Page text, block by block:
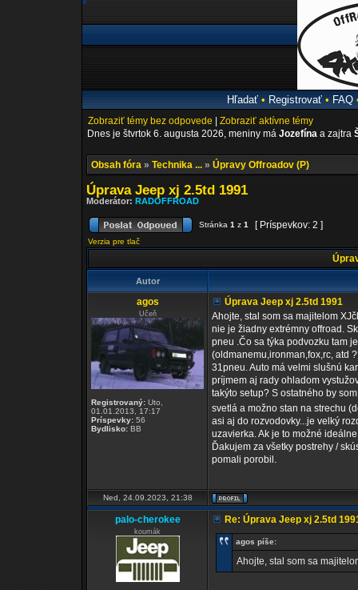
Hľadať• Registrovať• FAQ
Zobraziť témy bez odpovede
Zobraziť aktívne témy
Dnes je štvrtok 6. augusta 2026, meniny má Jozefína a zajtra
Obsah fóra » Technika ... » Úpravy Offroadov (P)
Úprava Jeep xj 2.5td 1991
Moderátor: RADOFFROAD
Stránka 1 z 1 [ Príspevkov: 2 ]
Verzia pre tlač
Autor
agos
Učeň
Registrovaný: Uto,
01.01.2013, 17:17
Príspevky: 56
Bydlisko: BB
Úprava Jeep xj 2.5td 1991
Ahojte, stal som sa majitelom
nie je žiadny extrémny offroad.
pneu .Čo sa týka podvozku tam
(oldmanemu,ironman,fox,rc, atd
31pneu. Auto má velmi slušnú
príjmem aj rady ohladom
takýto setup? S ostatného by
svetlá a možno stan na strechu
asi aj do rozvodovky...je velký
uzavierka. Ak je to možné
Ďakujem za všetky postrehy /
pomali porobil.
Ned, 24.09.2023, 21:38
palo-cherokee
koumák
Re: Úprava Jeep xj 2.5td
agos píše:
Ahojte, stal som sa